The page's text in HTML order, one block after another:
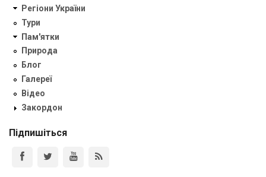
Регіони України
Тури
Пам'ятки
Природа
Блог
Галереї
Відео
Закордон
Підпишіться